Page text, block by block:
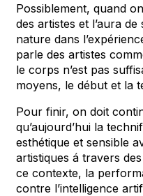
Possiblement, quand
des artistes et l’aura
nature dans
parle des artistes
le corps n’est pas
moyens, le début et la
Pour finir, on doit
qu’aujourd’hui la
esthétique et sensible
artistiques á travers
ce contexte, la
contre l’intelligence